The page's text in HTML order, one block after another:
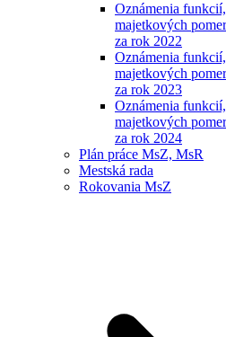
Oznámenia
majetkových
za rok 2022
Oznámenia
majetkových
za rok 2023
Oznámenia
majetkových
za rok 2024
Plán práce MsZ, MsR
Mestská rada
Rokovania MsZ